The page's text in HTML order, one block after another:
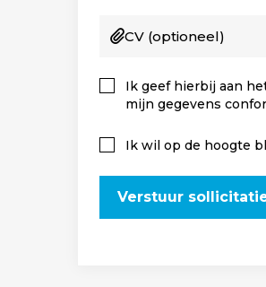
CV (optioneel)
Ik geef hierbij aan
mijn gegevens
Ik wil op de hoogte
Verstuur